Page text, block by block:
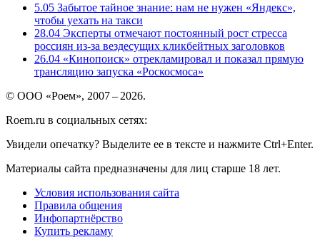
5.05 Забытое тайное знание: нам не нужен «Яндекс»,
чтобы уехать на такси
28.04 Эксперты отмечают постоянный рост стресса
россиян из-за вездесущих кликбейтных заголовков
26.04 «Кинопоиск» отрекламировал и показал прямую
трансляцию запуска «Роскосмоса»
© ООО «Роем», 2007 – 2026.
Roem.ru в социальных сетях:
Увидели опечатку? Выделите ее в тексте и нажмите Ctrl+Enter.
Материалы сайта предназначены для лиц старше 18 лет.
Условия использования сайта
Правила общения
Инфопартнёрство
Купить рекламу